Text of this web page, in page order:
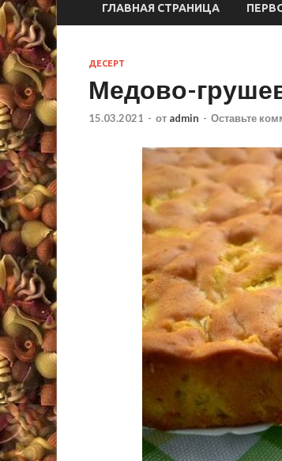
ГЛАВНАЯ СТРАНИЦА
ДЕСЕРТ
Медово-
15.03.2021 - от admin - Оставьте